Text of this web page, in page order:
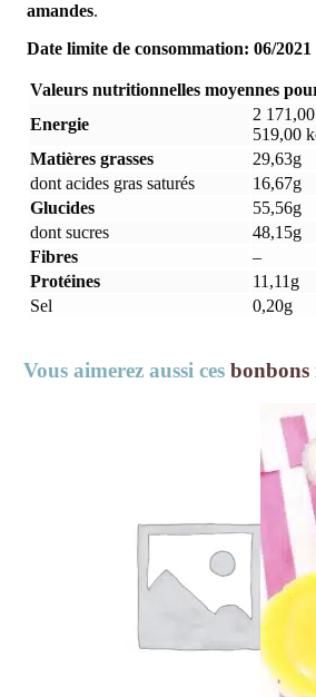
amandes.
Date limite de consommation: 06/2021
Valeurs nutritionnelles moyennes
Energie
2
519,00
Matières grasses
29,63g
dont acides gras saturés
16,67g
Glucides
55,56g
dont sucres
48,15g
Fibres
–
Protéines
11,11g
Sel
0,20g
Vous aimerez aussi ces